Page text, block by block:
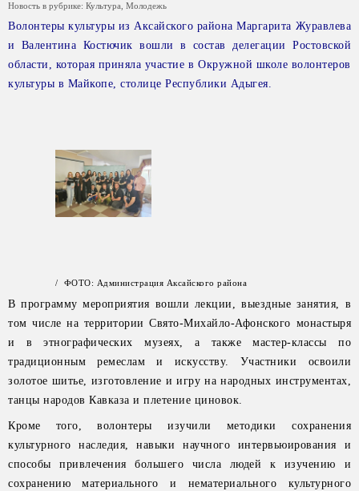
Новость в рубрике: Культура Молодежь
Волонтеры культуры из Аксайского района Маргарита Журавлева
и Валентина Костючик вошли в состав делегации Ростовской
области, которая приняла участие в Окружной школе волонтеров
культуры в Майкопе, столице Республики Адыгея.
/ ФОТО: Администрация Аксайского района
В программу мероприятия вошли лекции, выездные занятия, в
том числе на территории Свято-Михайло-Афонского монастыря
и в этнографических музеях, а также мастер-классы по
традиционным ремеслам и искусству. Участники освоили
золотое шитье, изготовление и игру на народных инструментах,
танцы народов Кавказа и плетение циновок.
Кроме того, волонтеры изучили методики сохранения
культурного наследия, навыки научного интервьюирования и
способы привлечения большего числа людей к изучению и
сохранению материального и нематериального культурного